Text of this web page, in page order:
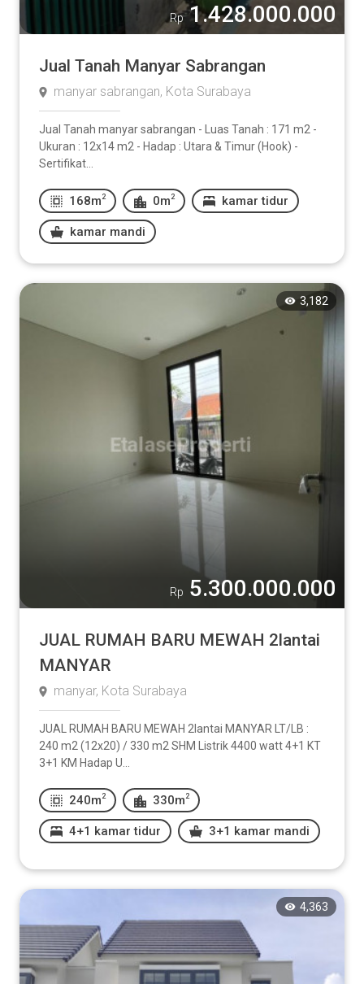
Rp 1.428.000.000
Jual Tanah Manyar Sabrangan
manyar sabrangan, Kota Surabaya
Jual Tanah manyar sabrangan - Luas Tanah : 171 m2 -
Ukuran : 12x14 m2 - Hadap : Utara & Timur (Hook) -
Sertifikat...
168m 2 0m 2 kamar tidur
kamar mandi
3,182
Rp 5.300.000.000
JUAL RUMAH BARU MEWAH 2lantai
MANYAR
manyar, Kota Surabaya
JUAL RUMAH BARU MEWAH 2lantai MANYAR LT/LB :
240 m2 (12x20) / 330 m2 SHM Listrik 4400 watt 4+1 KT
3+1 KM Hadap U...
240m 2 330m 2
4+1 kamar tidur 3+1 kamar mandi
4,363